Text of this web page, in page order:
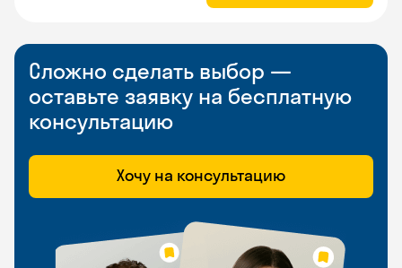
Сложно сделать выбор —
оставьте заявку на бесплатную
консультацию
Хочу на консультацию